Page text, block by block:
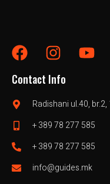
Contact Info
Radishani ul.40,
+ 389 78 277 585
+ 389 78 277 585
info@guides.mk